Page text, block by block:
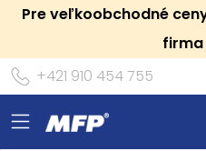
Pre veľkoobchodné
firma
+421 910 454 755